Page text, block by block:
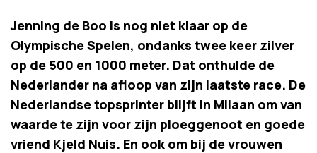
Jenning de Boo is nog niet klaar op de
Olympische Spelen, ondanks twee keer zilver
op de 500 en 1000 meter. Dat onthulde de
Nederlander na afloop van zijn laatste race. De
Nederlandse topsprinter blijft in Milaan om van
waarde te zijn voor zijn ploeggenoot en goede
vriend Kjeld Nuis. En ook om bij de vrouwen